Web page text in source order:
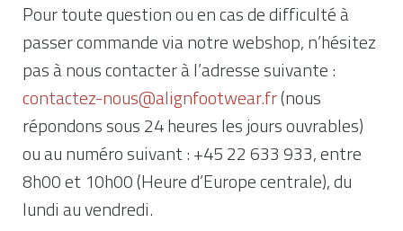
Pour toute question ou en cas de difficulté à
passer commande via notre webshop, n’hésitez
pas à nous contacter à l’adresse suivante :
contactez-nous@alignfootwear.fr(nous
répondons sous 24 heures les jours ouvrables)
ou au numéro suivant : +45 22 633 933, entre
8h00 et 10h00 (Heure d’Europe centrale), du
lundi au vendredi.